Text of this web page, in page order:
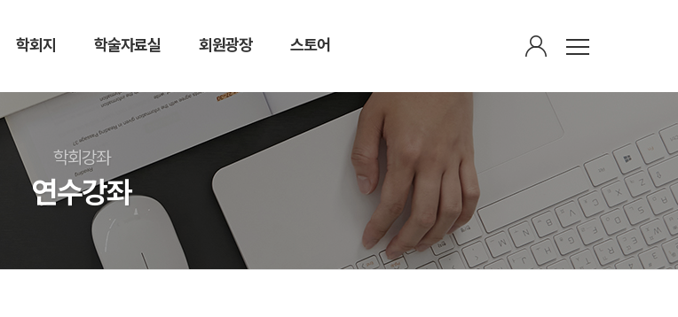
학회지 학술자료실 회원광장 스토어
학술자료실
한방비만치료
세미나자료실
뉴스레터
회원광장
정회원 한의원 검색
감로수
가볍다(茶)
산삼비만약침
유산균(바울케어 알엑스)
식이섬유(파인실)
학회강좌
연수강좌